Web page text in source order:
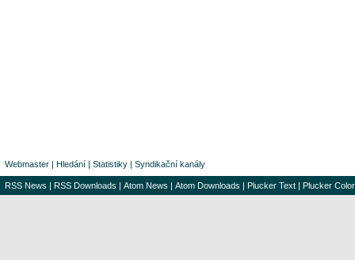
Webmaster | Hledání | Statistiky | Syndikační kanály
RSS News | RSS Downloads | Atom News | Atom Downloads | Plucker Text | Plucker Color